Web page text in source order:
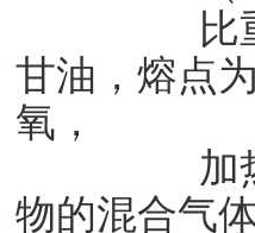
比
甘油，熔点
氧，
加
物的混合气